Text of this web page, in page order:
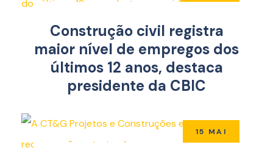
Construção civil registra
maior nível de empregos dos
últimos 12 anos, destaca
presidente da CBIC
15 MAI